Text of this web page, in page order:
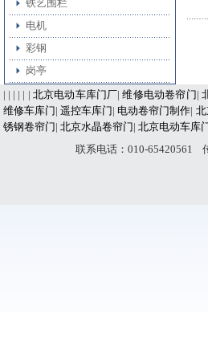
铁艺围栏
电机
彩钢
岗亭
| | | | | | 北京电动车库门厂|维修电动卷帘门|
维修车库门| 遥控车库门| 电动卷帘门制作|
锈钢卷帘门| 北京水晶卷帘门| 北京电动车库
联系电话：010-65420561